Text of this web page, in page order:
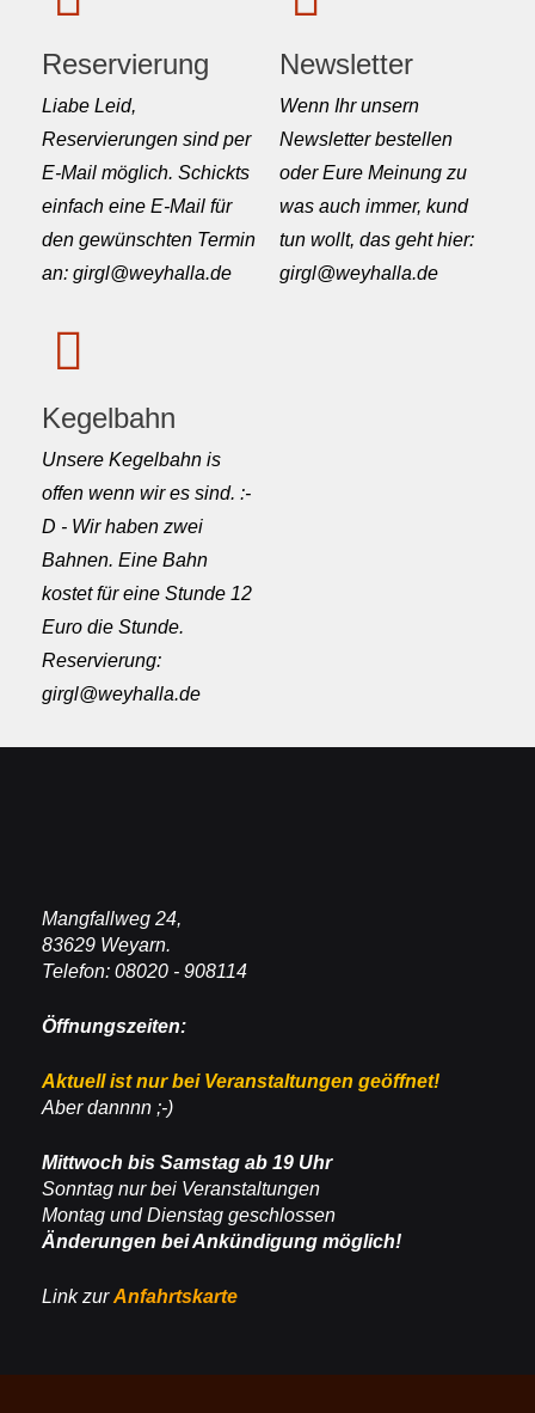
Reservierung
Liabe Leid,
Reservierungen sind per
E-Mail möglich. Schickts
einfach eine E-Mail für
den gewünschten Termin
an: girgl@weyhalla.de
Newsletter
Wenn Ihr unsern
Newsletter bestellen
oder Eure Meinung zu
was auch immer, kund
tun wollt, das geht hier:
girgl@weyhalla.de
Kegelbahn
Unsere Kegelbahn is
offen wenn wir es sind. :-
D - Wir haben zwei
Bahnen. Eine Bahn
kostet für eine Stunde 12
Euro die Stunde.
Reservierung:
girgl@weyhalla.de
Mangfallweg 24,
83629 Weyarn.
Telefon: 08020 - 908114
Öffnungszeiten:
Aktuell ist nur bei Veranstaltungen geöffnet!
Aber dannnn ;-)
Mittwoch bis Samstag ab 19 Uhr
Sonntag nur bei Veranstaltungen
Montag und Dienstag geschlossen
Änderungen bei Ankündigung möglich!
Link zurAnfahrtskarte